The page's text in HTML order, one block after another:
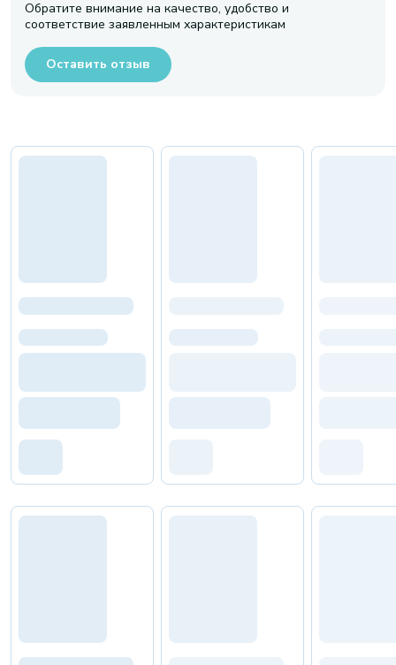
Обратите внимание на качество, удобство и
соответствие заявленным характеристикам
Оставить отзыв